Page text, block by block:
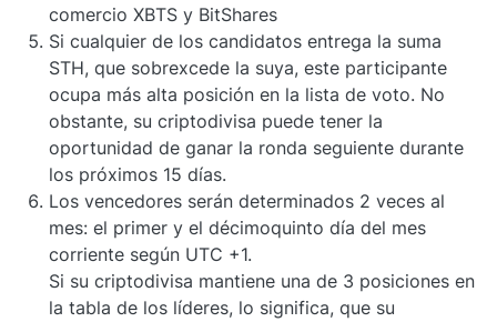
comercio XBTS y BitShares
Si cualquier de los candidatos entrega la suma
STH, que sobrexcede la suya, este participante
ocupa más alta posición en la lista de voto. No
obstante, su criptodivisa puede tener la
oportunidad de ganar la ronda seguiente durante
los próximos 15 días.
Los vencedores serán determinados 2 veces al
mes: el primer y el décimoquinto día del mes
corriente según UTC +1.
Si su criptodivisa mantiene una de 3 posiciones en
la tabla de los líderes, lo significa, que su